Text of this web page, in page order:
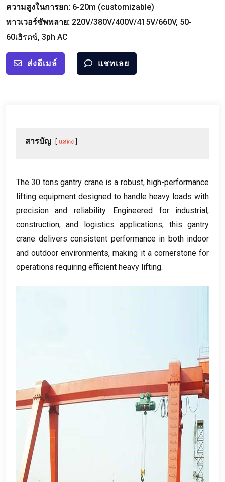
ความสูงในการยก: 6-20m (customizable)
พาวเวอร์ซัพพลาย: 220V/380V/400V/415V/660V, 50-
60เฮิรตซ์, 3ph AC
ส่งอีเมล์ แชทเลย
สารบัญ แสดง
The 30 tons gantry crane is a robust, high-performance
lifting equipment designed to handle heavy loads with
precision and reliability. Engineered for industrial,
construction,and logistics applications, this gantry
crane delivers consistent performance in both indoor
and outdoor environments,making it a cornerstone for
operations requiring efficient heavy lifting.